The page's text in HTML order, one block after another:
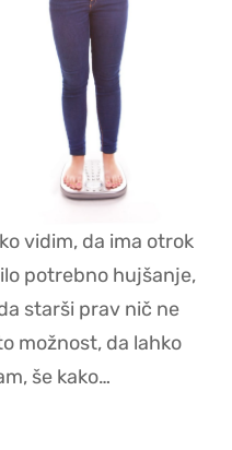
vidim, da ima otrok
potrebno hujšanje,
starši prav nič ne
možnost, da lahko
še kako…